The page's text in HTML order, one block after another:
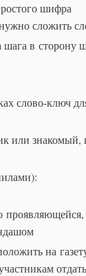
шифра
сложить
шага в сторону
слово-ключ
или знакомый,
проявляющейся,
на
отдать